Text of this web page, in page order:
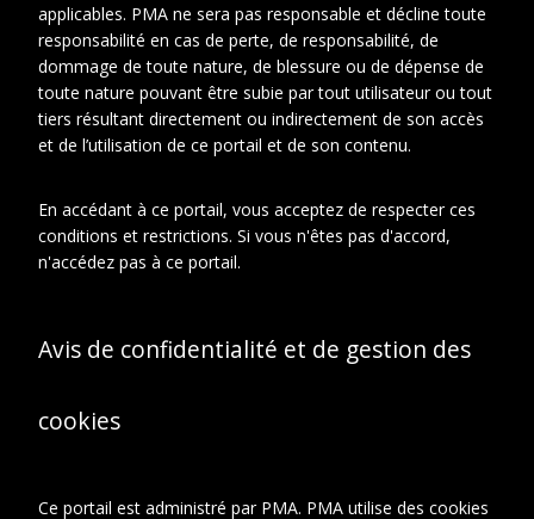
À propos de cet objet En relation
Fonds ou collection:
Fonds Famille Duchamp : Jacques
Villon, Raymond Duchamp-Villon,
Suzanne Duchamp.
Série:
Archives photographiques
Dossier:
applicables. PMA ne sera pas responsable et décline toute
responsabilité en cas de perte, de responsabilité, de
dommage de toute nature, de blessure ou de dépense de
toute nature pouvant être subie par tout utilisateur ou tout
tiers résultant directement ou indirectement de son accès
et de l’utilisation de ce portail et de son contenu.
En accédant à ce portail, vous acceptez de respecter ces
conditions et restrictions. Si vous n'êtes pas d'accord,
n'accédez pas à ce portail.
Avis de confidentialité et de gestion des
cookies
Ce portail est administré par PMA. PMA utilise des cookies